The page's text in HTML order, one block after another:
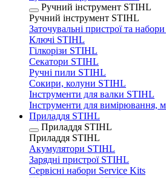
Ручний інструмент STIHL
Ручний інструмент STIHL
Заточувальні пристрої та
Ключі STIHL
Гілкорізи STIHL
Секатори STIHL
Ручні пили STIHL
Сокири, колуни STIHL
Інструменти для валки STIHL
Інструменти для вимірювання,
Приладдя STIHL
Приладдя STIHL
Приладдя STIHL
Акумулятори STIHL
Зарядні пристрої STIHL
Сервісні набори Service Kits